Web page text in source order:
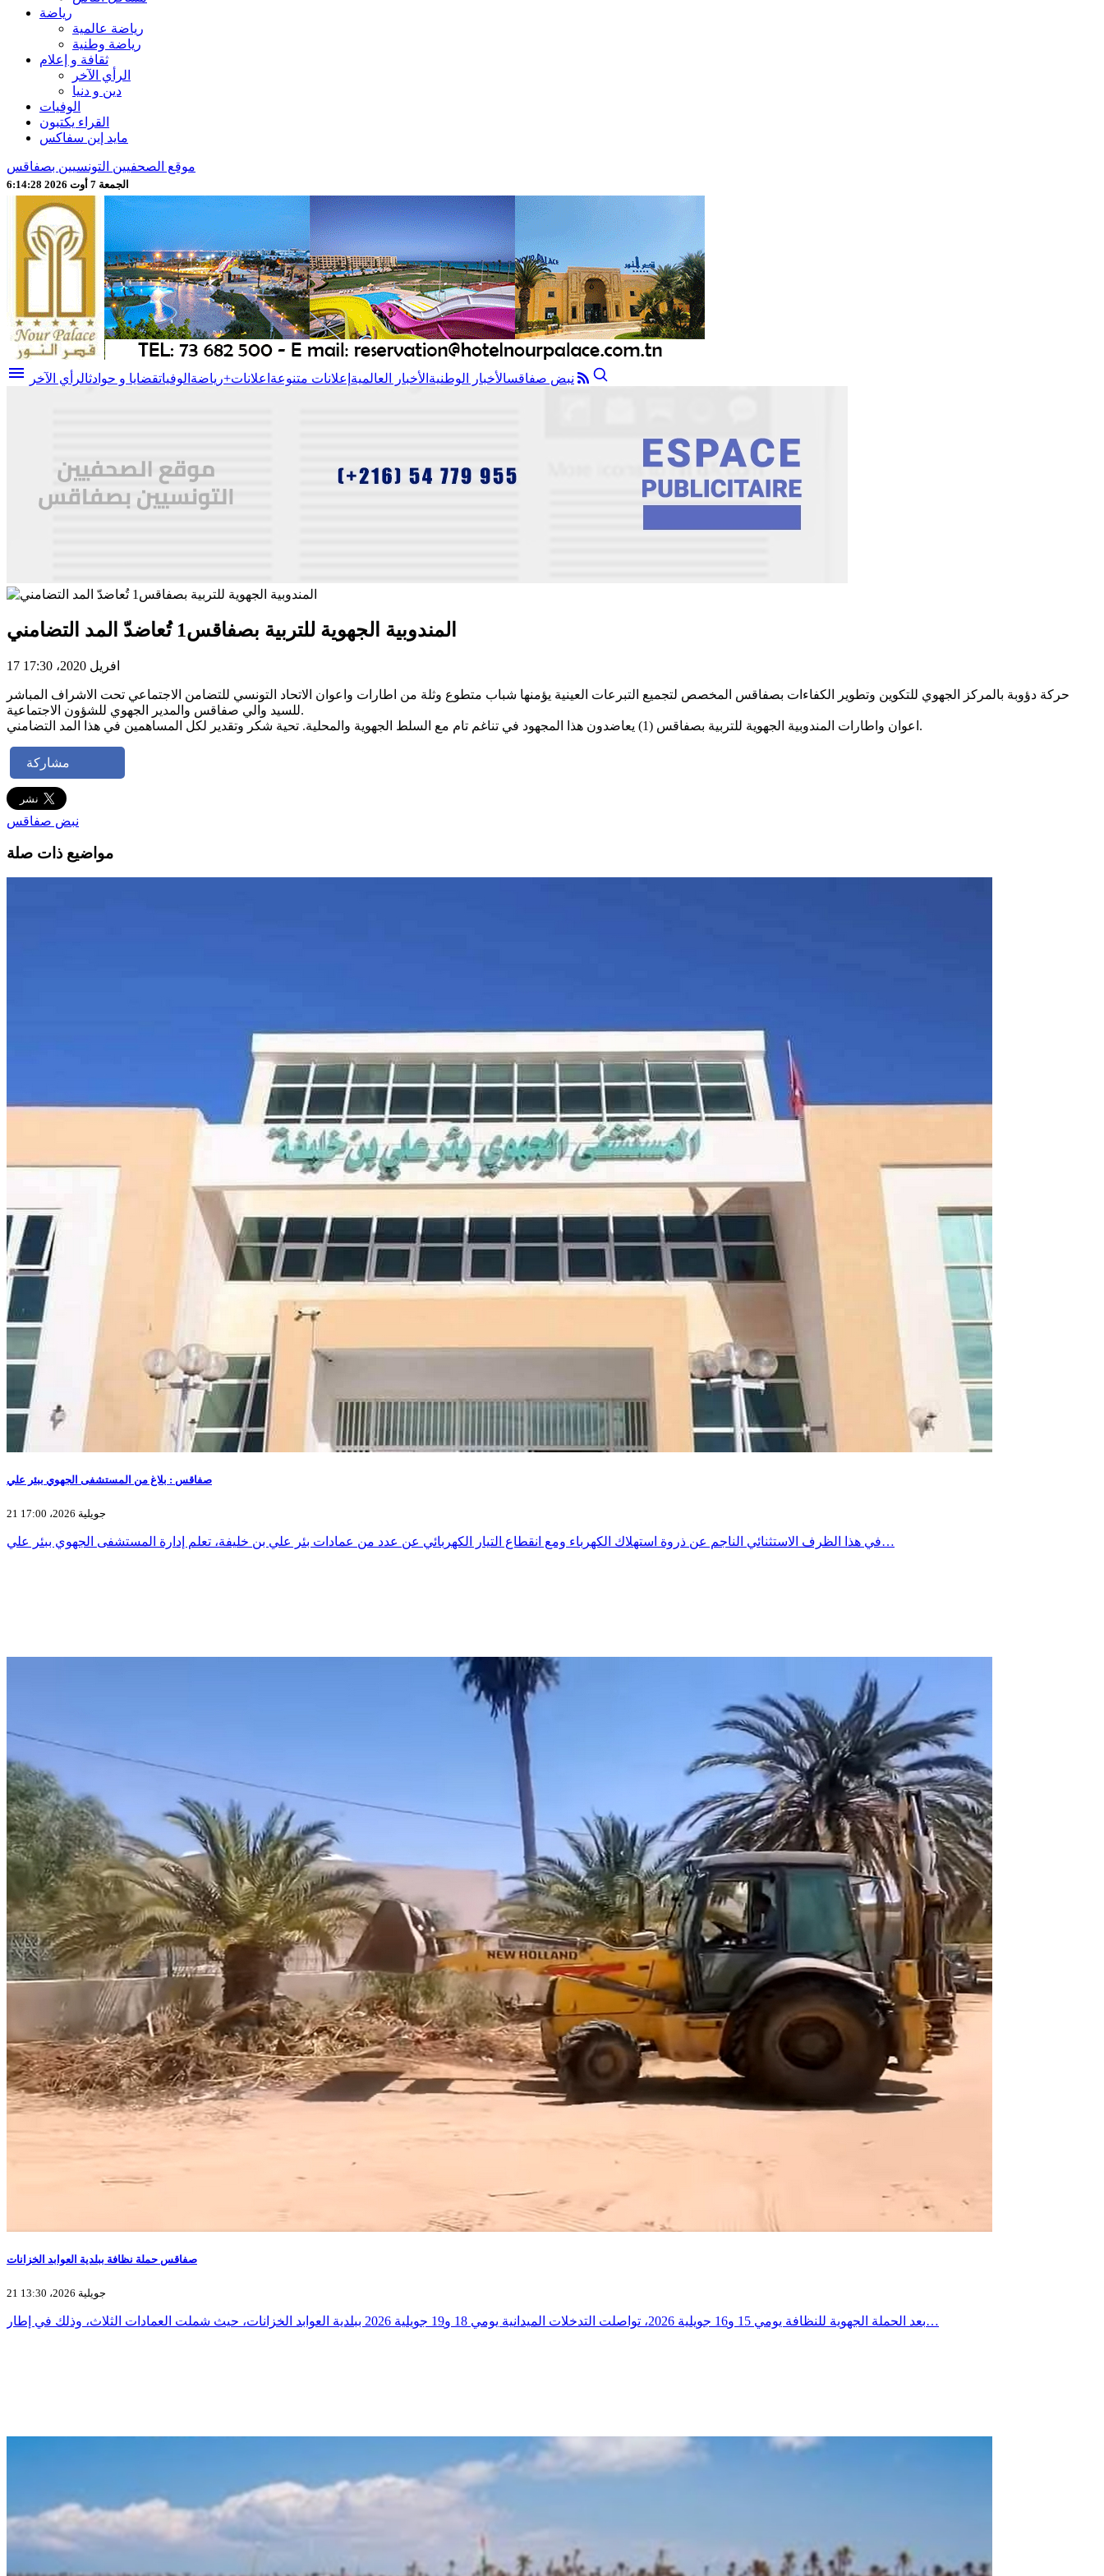
رياضة
رياضة عالمية
رياضة وطنية
ثقافة و إعلام
الرأي الآخر
دين و دنيا
الوفيات
القراء يكتبون
مايد إين سفاكس
موقع الصحفيين التونسيين بصفاقس
الجمعة 7 أوت 2026 6:14:30
menu نبض صفاقسالأخبار الوطنية الأخبار العالمية إعلانات متنوعة اعلانات+رياضة الوفياتقضايا و حوادثالرأي الآخر
المندوبية الجهوية للتربية بصفاقس1 تُعاضدّ المد التضامني
17 افريل 2020، 17:30
حركة دؤوبة بالمركز الجهوي للتكوين وتطوير الكفاءات بصفاقس المخصص لتجميع التبرعات العينية يؤمنها شباب متطوع وثلة من اطارات واعوان الاتحاد التونسي للتضامن الاجتماعي تحت الاشراف المباشر
للسيد والي صفاقس والمدير الجهوي للشؤون الاجتماعية.
اعوان واطارات المندوبية الجهوية للتربية بصفاقس (1) يعاضدون هذا المجهود في تناغم تام مع السلط الجهوية والمحلية. تحية شكر وتقدير لكل المساهمين في هذا المد التضامني.
مشاركة
نبض صفاقس
مواضيع ذات صلة
صفاقس : بلاغ من المستشفى الجهوي ببئر علي
21 جويلية 2026، 17:00
في هذا الظرف الاستثنائي الناجم عن ذروة استهلاك الكهرباء ومع انقطاع التيار الكهربائي عن عدد من عمادات بئر علي بن خليفة، تعلم إدارة المستشفى الجهوي ببئر علي…
صفاقس حملة نظافة ببلدية العوابد الخزانات
21 جويلية 2026، 13:30
بعد الحملة الجهوية للنظافة يومي 15 و16 جويلية 2026، تواصلت التدخلات الميدانية يومي 18 و19 جويلية 2026 ببلدية العوابد الخزانات، حيث شملت العمادات الثلاث، وذلك في إطار…